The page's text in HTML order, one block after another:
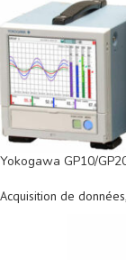
Yokogawa GP10/
Acquisition de données,